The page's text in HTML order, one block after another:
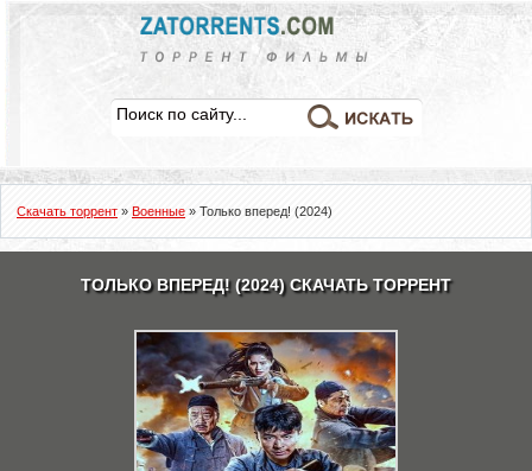
Скачать торрент » Военные » Только вперед! (2024)
ТОЛЬКО ВПЕРЕД! (2024) СКАЧАТЬ ТОРРЕНТ